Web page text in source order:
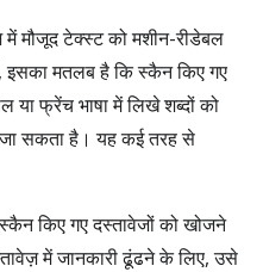
मौजूद टेक्स्ट को मशीन-रीडेबल
इसका मतलब है कि स्कैन किए गए
या फ्रेंच भाषा में लिखे शब्दों को
जा सकता है। यह कई तरह से
किए गए दस्तावेजों को खोजने
में जानकारी ढूंढने के लिए, उसे